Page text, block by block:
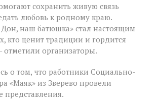
сохранить живую связь
любовь к родному краю.
наш батюшка» стал настоящим
кто ценит традиции и гордится
отметили организаторы.
о том, что работники Социально-
«Маяк» из Зверево провели
представления.